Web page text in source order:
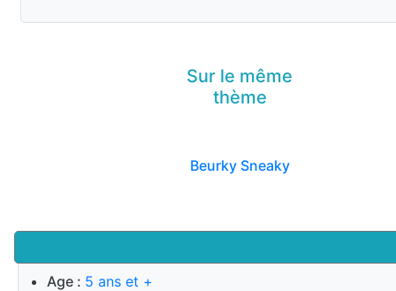
Age : 5 ans et +
Sur le même
thème
Beurky Sneaky